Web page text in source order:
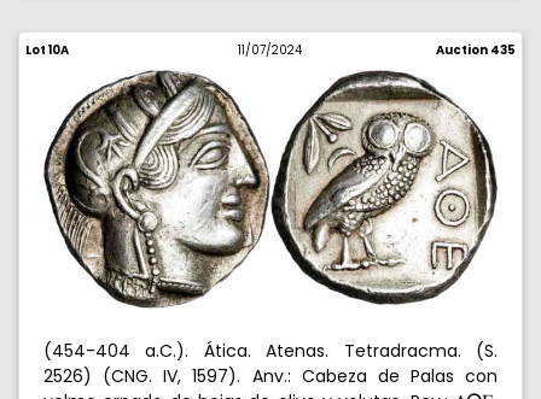
Lot 10A 11/07/2024 Auction 435
(454-404 a.C.). Ática. Atenas. Tetradracma. (S.
2526) (CNG. IV, 1597). Anv.: Cabeza de Palas con